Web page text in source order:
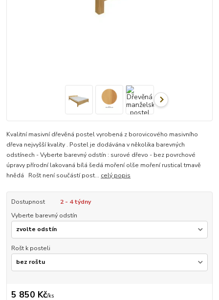
Kvalitní masivní dřevěná postel vyrobená z borovicového masivního
dřeva nejvyšší kvality . Postel je dodávána v několika barevných
odstínech - Vyberte barevný odstín : surové dřevo - bez povrchové
úpravy přírodní lakovaná bílá šedá moření olše moření rustical tmavě
hnědá Rošt není součástí post... celý popis
Dostupnost
2 - 4 týdny
Vyberte barevný odstín
Rošt k posteli
5 850 Kč/ks